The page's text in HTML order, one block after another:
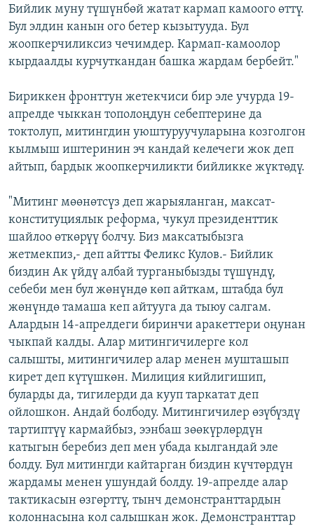
Бийлик муну түшүнбөй жатат кармап камоого өттү.
Бул элдин канын ого бетер кызытууда. Бул
жоопкерчиликсиз чечимдер. Кармап-камоолор
кырдаалды курчуткандан башка жардам бербейт."
Бириккен фронттун жетекчиси бир эле учурда 19-
апрелде чыккан тополоңдун себептерине да
токтолуп, митингдин уюштуруучуларына козголгон
кылмыш иштеринин эч кандай келечеги жок деп
айтып, бардык жоопкерчиликти бийликке жүктөдү.
"Митинг мөөнөтсүз деп жарыяланган, максат-
конституциялык реформа, чукул президенттик
шайлоо өткөрүү болчу. Биз максатыбызга
жетмекпиз,- деп айтты Феликс Кулов.- Бийлик
биздин Ак үйдү албай турганыбызды түшүндү,
себеби мен бул жөнүндө көп айткам, штабда бул
жөнүндө тамаша кеп айтууга да тыюу салгам.
Алардын 14-апрелдеги биринчи аракеттери оңунан
чыкпай калды. Алар митингичилерге кол
салышты, митингичилер алар менен мушташып
кирет деп күтүшкөн. Милиция кийлигишип,
буларды да, тигилерди да кууп таркатат деп
ойлошкон. Андай болбоду. Митингичилер өзүбүздү
тартиптүү кармайбыз, ээнбаш зөөкүрлөрдүн
катыгын беребиз деп мен убада кылгандай эле
болду. Бул митингди кайтарган биздин күчтөрдүн
жардамы менен ушундай болду. 19-апрелде алар
тактикасын өзгөрттү, тынч демонстранттардын
колоннасына кол салышкан жок. Демонстранттар